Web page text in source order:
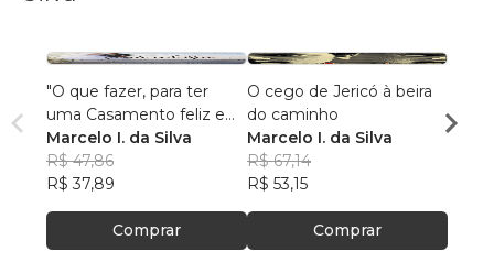
"O que fazer, para ter
uma Casamento feliz e
duradouro."
Marcelo I. da Silva
R$ 47,86
R$ 37,89
Comprar
O cego de Jericó à beira
do caminho
Marcelo I. da Silva
R$ 67,14
R$ 53,15
Comprar
é mais